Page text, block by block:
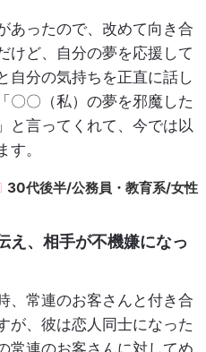
あったので、改めて向き合
けど、自分の夢を応援して
自分の気持ちを正直に話し
〇〇（私）の夢を邪魔した
と言ってくれて、今では以
。
30代後半/公務員・教育系/女性
え、相手が不機嫌になっ
、常連のお客さんと付き合
が、彼は恋人同士になった